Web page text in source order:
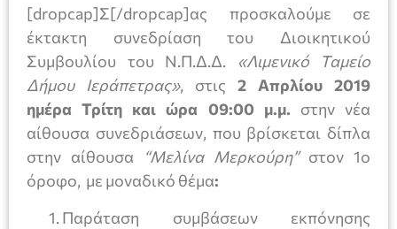
[dropcap]Σ[/dropcap]ας προσκαλούμε σε
έκτακτη συνεδρίαση του Διοικητικού
Συμβουλίου του Ν.Π.Δ.Δ.
«Λιμενικό Ταμείο
Δήμου Ιεράπετρας», στις 2 Απρλίου 2019
ημέρα Τρίτη και ώρα 09:00 μ.μ. στην νέα
αίθουσα συνεδριάσεων, που βρίσκεται δίπλα
στην αίθουσα
“Μελίνα Μερκούρη”στον 1ο
όροφο, με μοναδικό θέμα:
Παράταση συμβάσεων εκπόνησης